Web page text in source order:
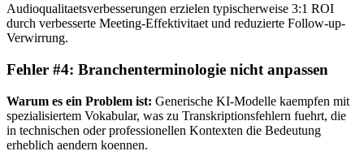
Audioqualitaetsverbesserungen erzielen typischerweise 3:1 ROI
durch verbesserte Meeting-Effektivitaet und reduzierte Follow-up-
Verwirrung.
Fehler #4: Branchenterminologie nicht anpassen
Warum es ein Problem ist: Generische KI-Modelle kaempfen mit
spezialisiertem Vokabular, was zu Transkriptionsfehlern fuehrt, die
in technischen oder professionellen Kontexten die Bedeutung
erheblich aendern koennen.